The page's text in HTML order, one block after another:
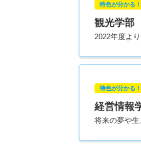
特色が分かる！
観光学部
2022年度よ
特色が分かる！
経営情報
将来の夢や